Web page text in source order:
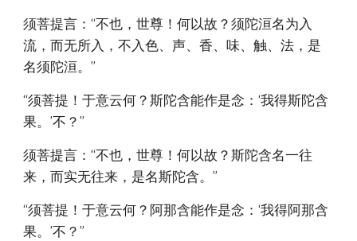
须菩提言：“不也，世尊！何以故？须陀洹名为入
流，而无所入，不入色、声、香、味、触、法，是
名须陀洹。”
“须菩提！于意云何？斯陀含能作是念：‘我得斯陀含
果。’不？”
须菩提言：“不也，世尊！何以故？斯陀含名一往
来，而实无往来，是名斯陀含。”
“须菩提！于意云何？阿那含能作是念：‘我得阿那含
果。’不？”